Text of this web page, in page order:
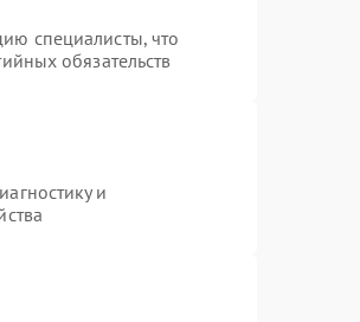
специалисты, что
обязательств
и